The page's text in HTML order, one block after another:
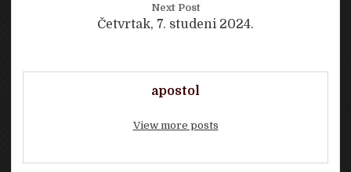
Next Post
Četvrtak, 7. studeni 2024.
apostol
View more posts